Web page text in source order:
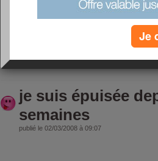
avec mon mari, on l'aurait chargé dans notre
le jour de sa mort, il s'est présenté deux fois
lire la suite
je suis épuisée
semaines
publié le 02/03/2008 à 09:07
Je